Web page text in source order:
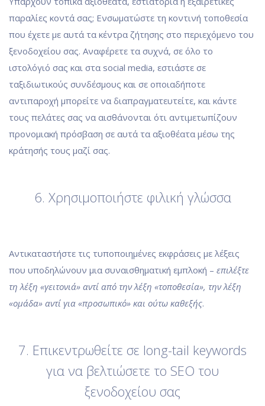
παραλίες κοντά σας; Ενσωματώστε τη κοντινή τοποθεσία
που έχετε με αυτά τα κέντρα ζήτησης στο περιεχόμενο του
ξενοδοχείου σας. Αναφέρετε τα συχνά, σε όλο το
ιστολόγιό σας και στα social media, εστιάστε σε
ταξιδιωτικούς συνδέσμους και σε οποιαδήποτε
αντιπαροχή μπορείτε να διαπραγματευτείτε, και κάντε
τους πελάτες σας να αισθάνονται ότι αντιμετωπίζουν
προνομιακή πρόσβαση σε αυτά τα αξιοθέατα μέσω της
κράτησής τους μαζί σας.
6. Χρησιμοποιήστε φιλική γλώσσα
Αντικαταστήστε τις τυποποιημένες εκφράσεις με λέξεις
που υποδηλώνουν μια συναισθηματική εμπλοκή – επιλέξτε
τη λέξη «γειτονιά» αντί από την λέξη «τοποθεσία», την λέξη
«ομάδα» αντί για «προσωπικό» και ούτω καθεξής.
7. Επικεντρωθείτε σε long-tail keywords
για να βελτιώσετε το SEO του
ξενοδοχείου σας